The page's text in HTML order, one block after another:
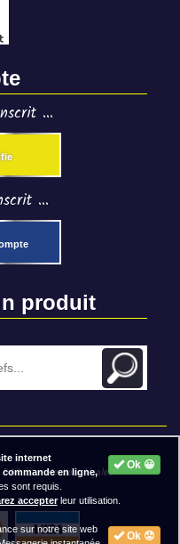
...
...
produit
ⓒ - Mentions légales
Ok 😀
internet
en ligne,
sont requis.
accepterleur utilisation.
Ok 😟
sur notre site web